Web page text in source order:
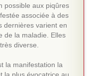
possible aux piqûres
associée à des
dernières varient en
de la maladie. Elles
diverse.
la manifestation la
la plus évocatrice au